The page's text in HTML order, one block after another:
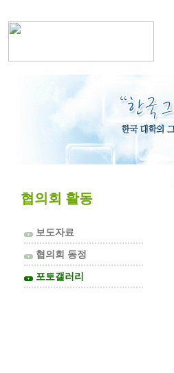
협의회 활동
▼ 보도자료
▼ 협의회 동정
▼ 포토갤러리